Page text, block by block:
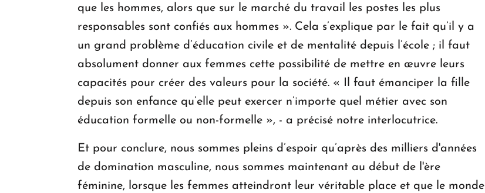
que les hommes, alors que sur le marché du travail les postes les plus
responsables sont confiés aux hommes ». Cela s’explique par le fait qu’il y a
un grand problème d’éducation civile et de mentalité depuis l’école ; il faut
absolument donner aux femmes cette possibilité de mettre en œuvre leurs
capacités pour créer des valeurs pour la société. « Il faut émanciper la fille
depuis son enfance qu’elle peut exercer n’importe quel métier avec son
éducation formelle ou non-formelle », - a précisé notre interlocutrice.
Et pour conclure, nous sommes pleins d’espoir qu’après des milliers d'années
de domination masculine, nous sommes maintenant au début de l'ère
féminine, lorsque les femmes atteindront leur véritable place et que le monde